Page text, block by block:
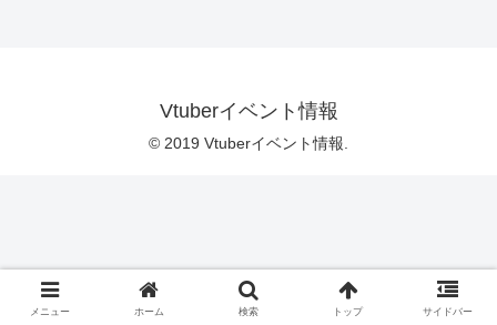
Vtuberイベント情報
© 2019 Vtuberイベント情報.
メニュー ホーム 検索 トップ サイドバー